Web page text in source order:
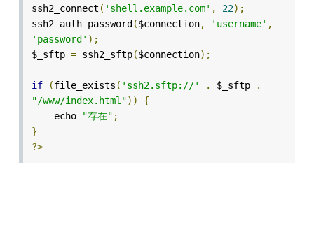
ssh2_connect ( 'shell.example.com' , 22);
ssh2_auth_password ($connection, 'username' ,
'password' );
$_sftp =ssh2_sftp($connection);
if (file_exists ( 'ssh2.sftp://' . $_sftp
.
"/www/index.html"))
{
echo
"存在" ;
}
?>